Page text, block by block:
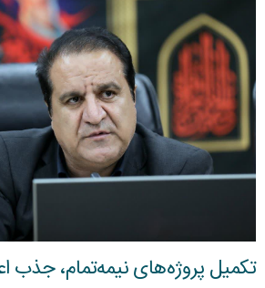
تکمیل پروژه‌های نیمه‌تمام، جذب